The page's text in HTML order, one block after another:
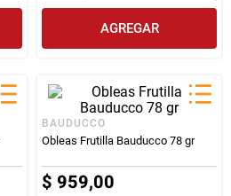
AGREGAR
BAUDUCCO
Obleas Frutilla Bauducco 78 gr
$ 959,00